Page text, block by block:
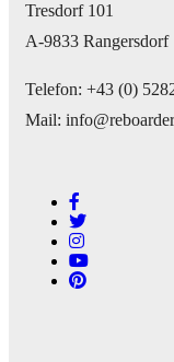
Tresdorf 101
A-9833 Rangersdorf
Telefon: +43 (0)
Mail: